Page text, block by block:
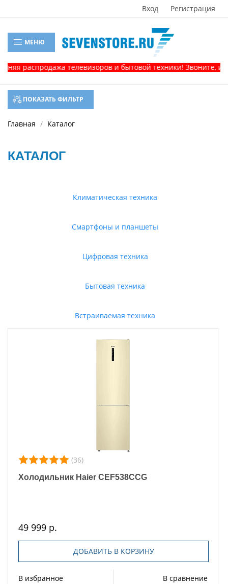
Вход Регистрация
МЕНЮ
телевизоров и бытовой техники! Звоните, и
ПОКАЗАТЬ ФИЛЬТР
Главная Каталог
КАТАЛОГ
Климатическая техника
Смартфоны и планшеты
Цифровая техника
Бытовая техника
Встраиваемая техника
(36)
Холодильник Haier CEF538CCG
49 999 р.
ДОБАВИТЬ В КОРЗИНУ
В избранное В сравнение